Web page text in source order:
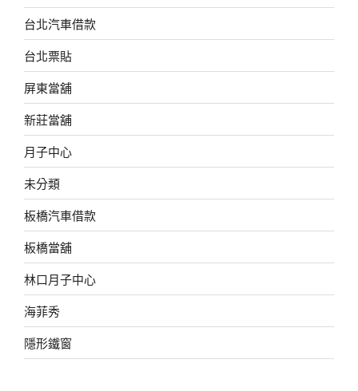
台北汽車借款
台北票貼
屏東當舖
新莊當舖
月子中心
未分類
板橋汽車借款
板橋當舖
林口月子中心
海菲秀
隱形鐵窗